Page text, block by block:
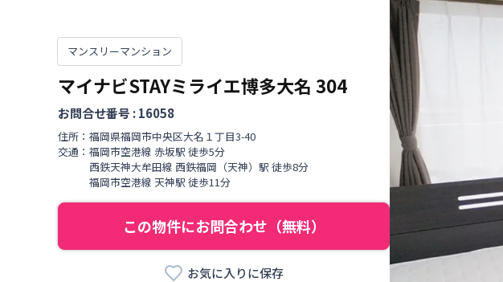
マンスリーマンション
マイナビSTAYミライエ博多大名 304
お問合せ番号 :16058
住所： 福岡県福岡市中央区大名 １丁目3-40
交通： 福岡市空港線 赤坂駅 徒歩5分
西鉄天神大牟田線 西鉄福岡（天神）駅 徒歩8分
福岡市空港線 天神駅 徒歩11分
この物件にお問合わせ（無料）
お気に入りに保存